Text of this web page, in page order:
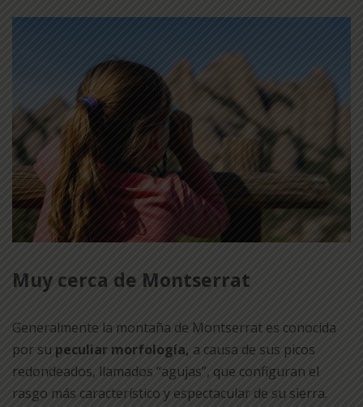
Muy cerca de Montserrat
Generalmente la montaña de Montserrat es conocida
por su peculiar morfología, a causa de sus picos
redondeados, llamados “agujas”, que configuran el
rasgo más característico y espectacular de su sierra.